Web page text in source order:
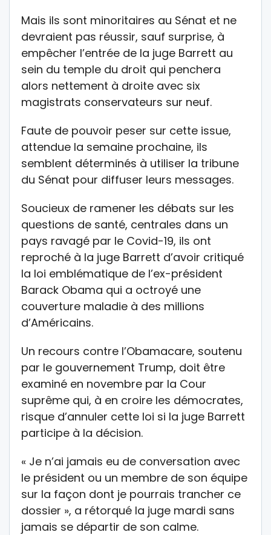
Mais ils sont minoritaires au Sénat et ne
devraient pas réussir, sauf surprise, à
empêcher l’entrée de la juge Barrett au
sein du temple du droit qui penchera
alors nettement à droite avec six
magistrats conservateurs sur neuf.
Faute de pouvoir peser sur cette issue,
attendue la semaine prochaine, ils
semblent déterminés à utiliser la tribune
du Sénat pour diffuser leurs messages.
Soucieux de ramener les débats sur les
questions de santé, centrales dans un
pays ravagé par le Covid-19, ils ont
reproché à la juge Barrett d’avoir critiqué
la loi emblématique de l’ex-président
Barack Obama qui a octroyé une
couverture maladie à des millions
d’Américains.
Un recours contre l’Obamacare, soutenu
par le gouvernement Trump, doit être
examiné en novembre par la Cour
suprême qui, à en croire les démocrates,
risque d’annuler cette loi si la juge Barrett
participe à la décision.
« Je n’ai jamais eu de conversation avec
le président ou un membre de son équipe
sur la façon dont je pourrais trancher ce
dossier », a rétorqué la juge mardi sans
jamais se départir de son calme.